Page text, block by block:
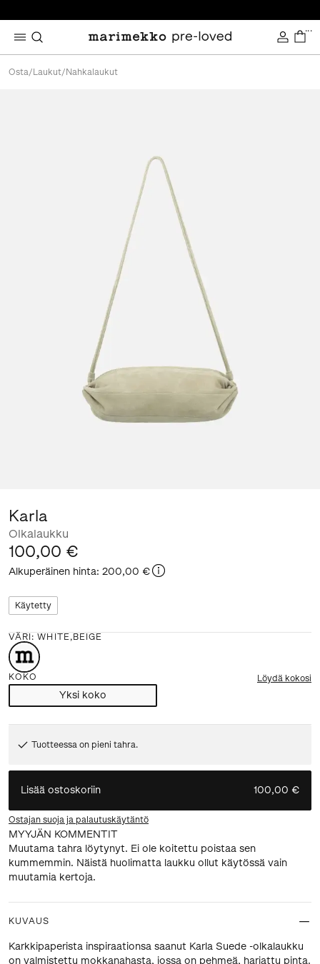
...
Osta/ Laukut/ Nahkalaukut
Karla
Olkalaukku
100,00 €
Alkuperäinen hinta: 200,00 €
Käytetty
VÄRI :WHITE,BEIGE
KOKO Löydä kokosi
Yksi koko
Tuotteessa on pieni tahra.
Lisää ostoskoriin 100,00 €
Ostajan suoja ja palautuskäytäntö
MYYJÄN KOMMENTIT
Muutama tahra löytynyt. Ei ole koitettu poistaa sen
kummemmin. Näistä huolimatta laukku ollut käytössä vain
muutamia kertoja.
KUVAUS
Karkkipaperista inspiraationsa saanut Karla Suede -olkalaukku
on valmistettu mokkanahasta, jossa on pehmeä, harjattu pinta.